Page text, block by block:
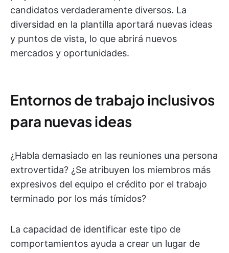
candidatos verdaderamente diversos. La
diversidad en la plantilla aportará nuevas ideas
y puntos de vista, lo que abrirá nuevos
mercados y oportunidades.
Entornos de trabajo inclusivos
para nuevas ideas
¿Habla demasiado en las reuniones una persona
extrovertida? ¿Se atribuyen los miembros más
expresivos del equipo el crédito por el trabajo
terminado por los más tímidos?
La capacidad de identificar este tipo de
comportamientos ayuda a crear un lugar de